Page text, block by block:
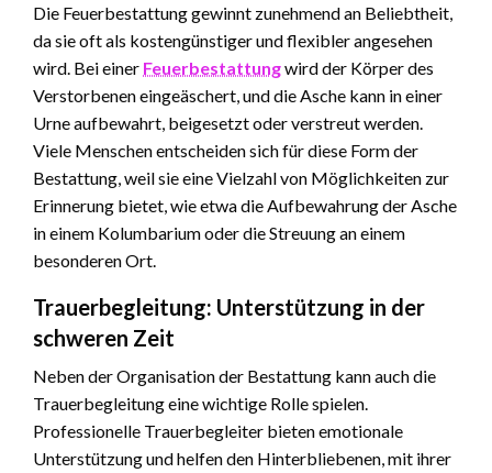
Die Feuerbestattung gewinnt zunehmend an Beliebtheit,
da sie oft als kostengünstiger und flexibler angesehen
wird. Bei einer Feuerbestattungwird der Körper des
Verstorbenen eingeäschert, und die Asche kann in einer
Urne aufbewahrt, beigesetzt oder verstreut werden.
Viele Menschen entscheiden sich für diese Form der
Bestattung, weil sie eine Vielzahl von Möglichkeiten zur
Erinnerung bietet, wie etwa die Aufbewahrung der Asche
in einem Kolumbarium oder die Streuung an einem
besonderen Ort.
Trauerbegleitung: Unterstützung in der
schweren Zeit
Neben der Organisation der Bestattung kann auch die
Trauerbegleitung eine wichtige Rolle spielen.
Professionelle Trauerbegleiter bieten emotionale
Unterstützung und helfen den Hinterbliebenen, mit ihrer